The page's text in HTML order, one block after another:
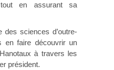
en assurant sa
des sciences d’outre-
en faire découvrir un
à travers les
président.